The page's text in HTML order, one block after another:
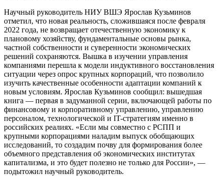
Научный руководитель НИУ ВШЭ Ярослав Кузьминов
отметил, что новая реальность, сложившаяся после февраля
2022 года, не возвращает отечественную экономику к
плановому хозяйству, фундаментальные основы рынка,
частной собственности и суверенности экономических
решений сохраняются. Вышка в изучении управления
компаниями перешла к модели индуктивного восстановления
ситуации через опрос крупных корпораций, что позволило
изучить качественные особенности адаптации компаний к
новым условиям. Ярослав Кузьминов сообщил: вышедшая
книга — первая в задуманной серии, включающей работы по
финансовому и корпоративному управлению, управлению
персоналом, технологической и IT-стратегиям именно в
российских реалиях. «Если мы совместно с РСПП и
крупными корпорациями наладим выпуск обобщающих
исследований, то создадим почву для формирования более
объемного представления об экономических институтах
капитализма, и это будет полезно не только для России», —
подытожил научный руководитель.